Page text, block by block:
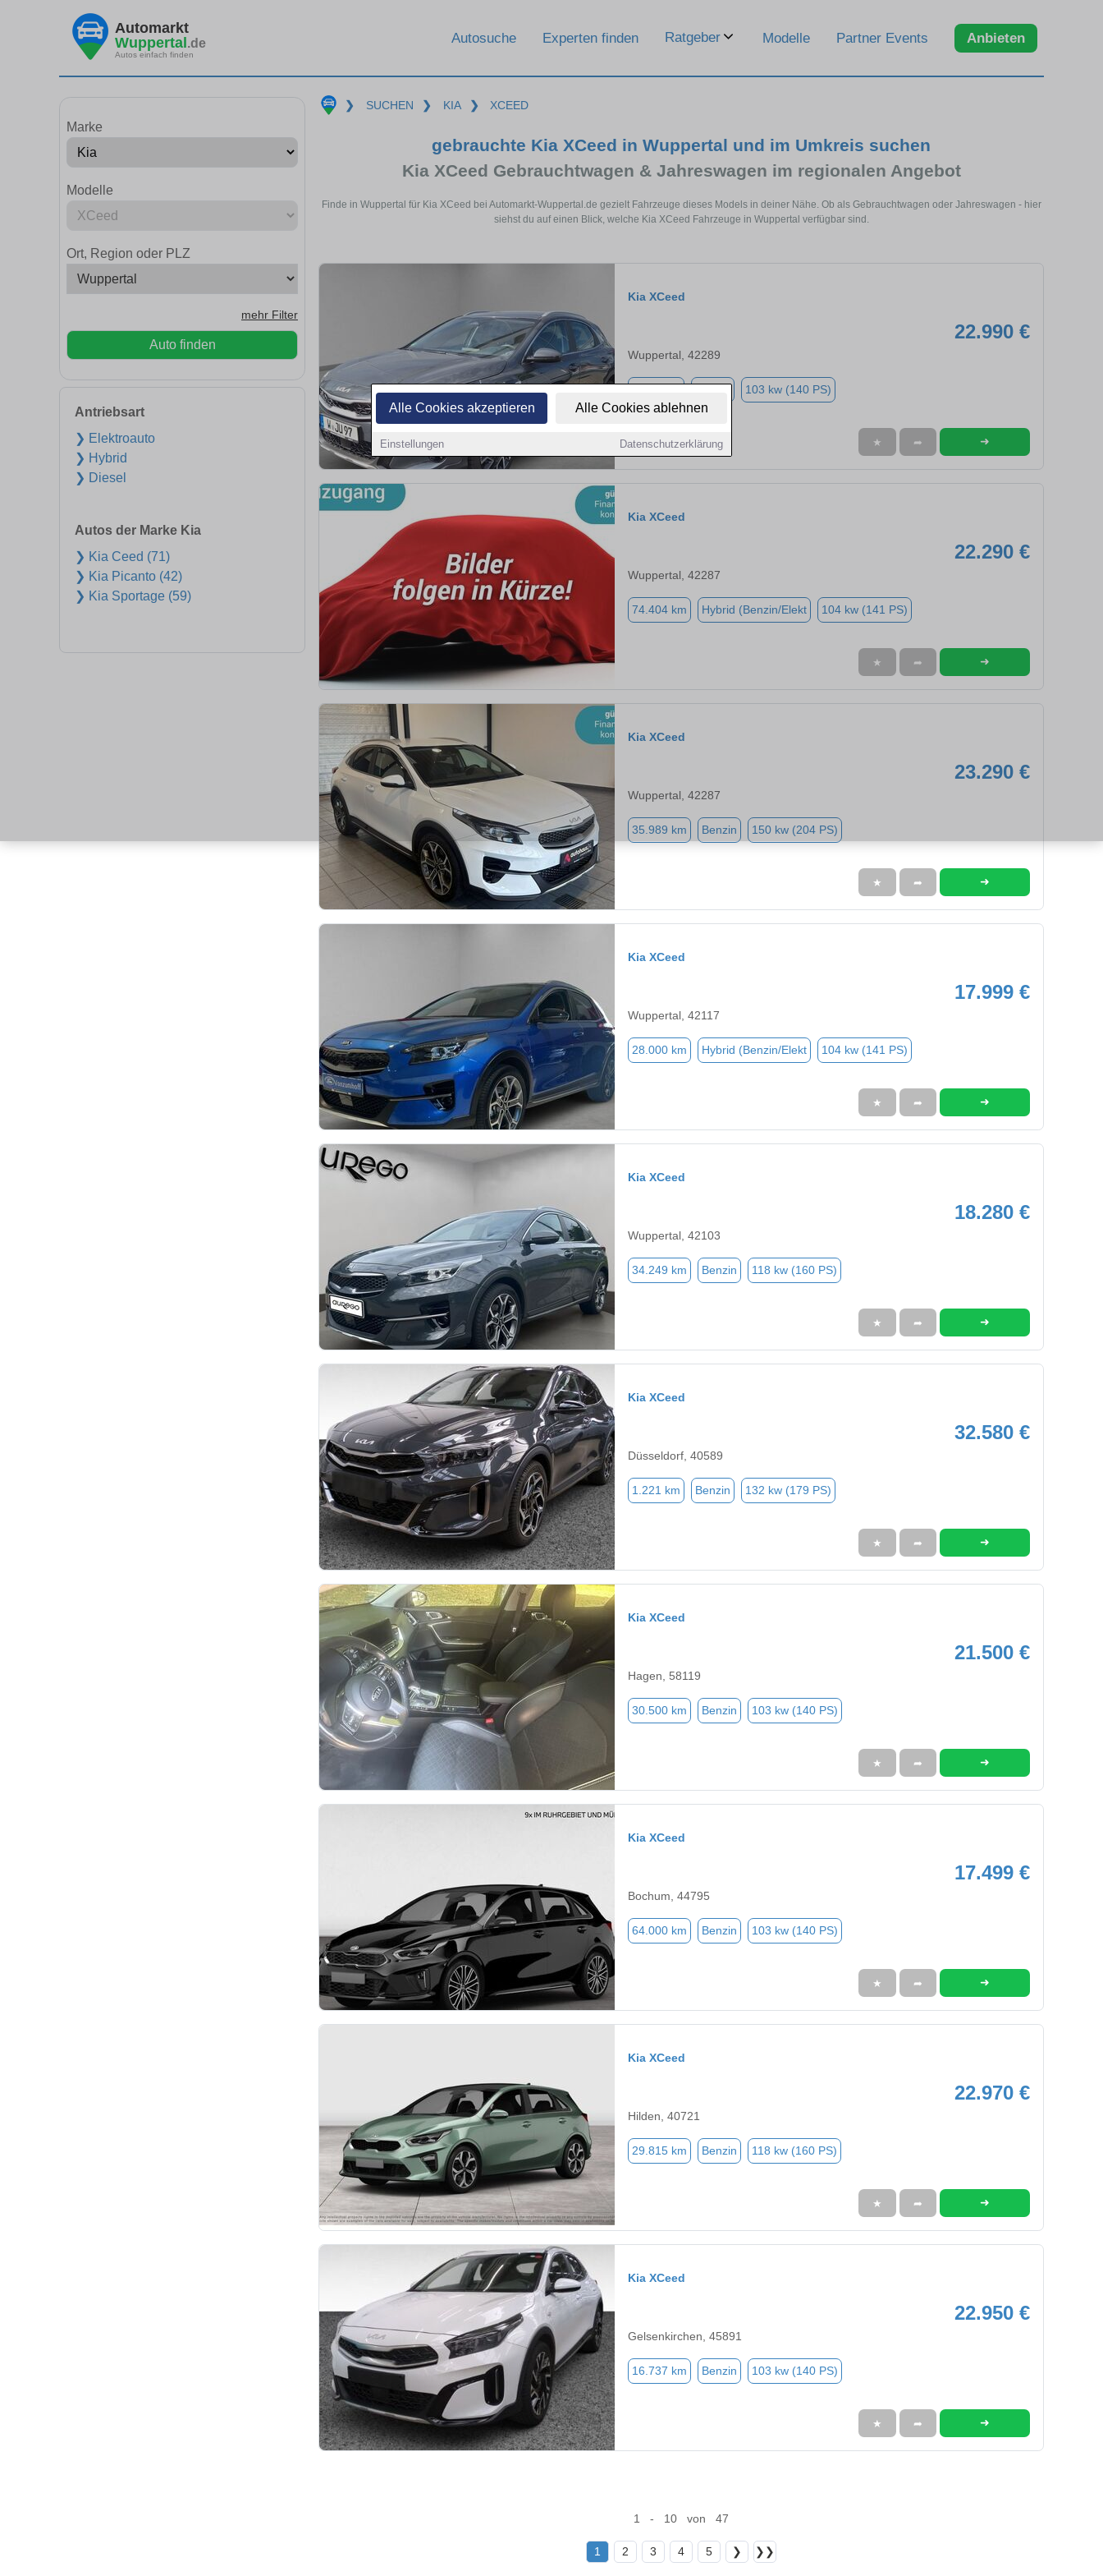
Alle Cookies akzeptieren Alle Cookies ablehnen
Einstellungen Datenschutzerklärung
Automarkt
Wuppertal.de
Autos einfach finden
Autosuche Experten finden Ratgeber Modelle Partner Events Anbieten
Marke
Modelle
Ort, Region oder PLZ
mehr Filter
Auto finden
Antriebsart
❯ Elektroauto
❯ Hybrid
❯ Diesel
Autos der Marke Kia
❯ Kia Ceed (71)
❯ Kia Picanto (42)
❯ Kia Sportage (59)
❯ SUCHEN ❯ KIA ❯ XCEED
gebrauchte Kia XCeed in Wuppertal und im Umkreis suchen
Kia XCeed Gebrauchtwagen & Jahreswagen im regionalen Angebot
Finde in Wuppertal für Kia XCeed bei Automarkt-Wuppertal.de gezielt Fahrzeuge dieses Models in deiner Nähe. Ob als Gebrauchtwagen oder Jahreswagen - hier
siehst du auf einen Blick, welche Kia XCeed Fahrzeuge in Wuppertal verfügbar sind.
Kia XCeed
22.990 €
Wuppertal, 42289
103 kw (140 PS)
★ ➦ ➜
Kia XCeed
22.290 €
Wuppertal, 42287
74.404 km Hybrid (Benzin/Elekt 104 kw (141 PS)
★ ➦ ➜
Kia XCeed
23.290 €
Wuppertal, 42287
35.989 km Benzin 150 kw (204 PS)
★ ➦ ➜
Kia XCeed
17.999 €
Wuppertal, 42117
28.000 km Hybrid (Benzin/Elekt 104 kw (141 PS)
★ ➦ ➜
Kia XCeed
18.280 €
Wuppertal, 42103
34.249 km Benzin 118 kw (160 PS)
★ ➦ ➜
Kia XCeed
32.580 €
Düsseldorf, 40589
1.221 km Benzin 132 kw (179 PS)
★ ➦ ➜
Kia XCeed
21.500 €
Hagen, 58119
30.500 km Benzin 103 kw (140 PS)
★ ➦ ➜
Kia XCeed
17.499 €
Bochum, 44795
64.000 km Benzin 103 kw (140 PS)
★ ➦ ➜
Kia XCeed
22.970 €
Hilden, 40721
29.815 km Benzin 118 kw (160 PS)
★ ➦ ➜
Kia XCeed
22.950 €
Gelsenkirchen, 45891
16.737 km Benzin 103 kw (140 PS)
★ ➦ ➜
1 - 10 von 47
1 2 3 4 5 ❯ ❯❯